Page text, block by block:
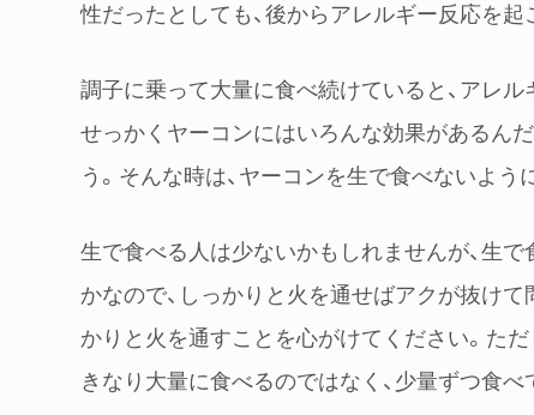
性だったとしても、後からアレルギー反応を起
調子に乗って大量に食べ続けていると、アレル
せっかくヤーコンにはいろんな効果があるん
う。そんな時は、ヤーコンを生で食べないよう
生で食べる人は少ないかもしれませんが、生
かなので、しっかりと火を通せばアクが抜け
かりと火を通すことを心がけてください。た
きなり大量に食べるのではなく、少量ずつ食べ